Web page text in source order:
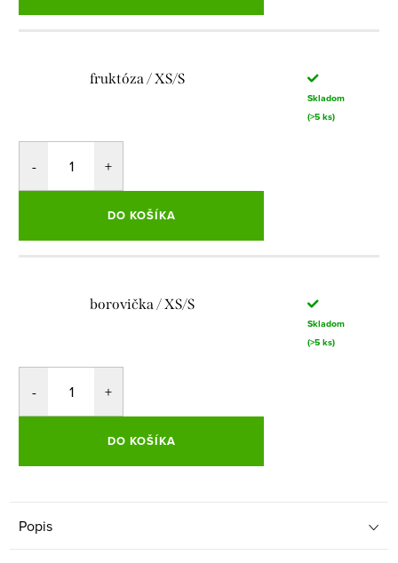
fruktóza / XS/S
Skladom
(>5 ks)
DO KOŠÍKA
borovička / XS/S
Skladom
(>5 ks)
DO KOŠÍKA
Popis